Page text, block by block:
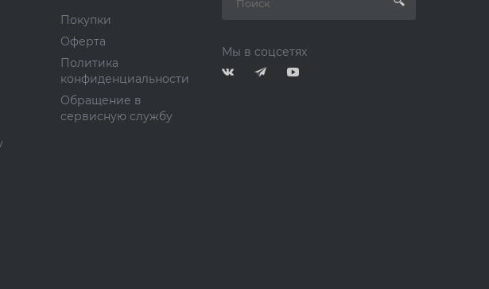
Покупки
Оферта
Политика
конфиденциальности
Обращение в
сервисную службу
Мы в соцсетях